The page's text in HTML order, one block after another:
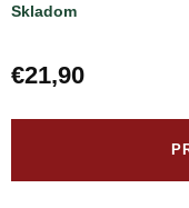
Skladom
€21,90